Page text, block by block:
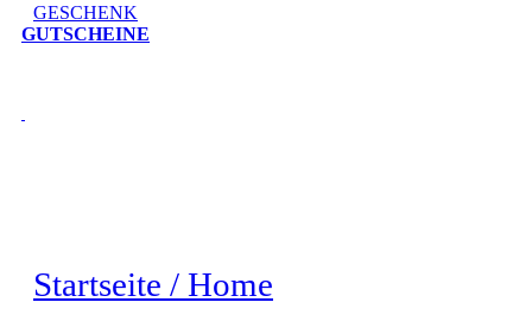
GESCHENK
GUTSCHEINE
Startseite / Home